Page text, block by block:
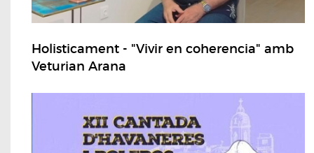
Holisticament - "Vivir en coherencia" amb
Veturian Arana